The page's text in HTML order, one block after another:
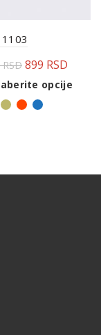
RSD 899 RSD
opcije